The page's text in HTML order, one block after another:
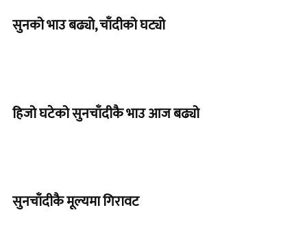
सुनको भाउ बढ्यो, चाँदीको घट्यो
हिजो घटेको सुनचाँदीकै भाउ आज बढ्यो
सुनचाँदीकै मूल्यमा गिरावट